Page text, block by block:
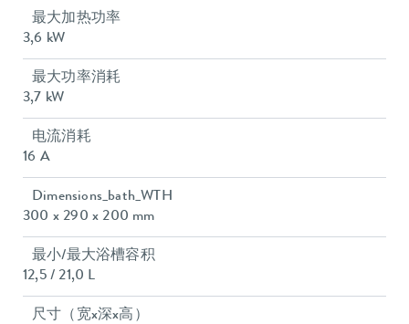
最大加热功率
3,6 kW
最大功率消耗
3,7 kW
电流消耗
16 A
Dimensions_bath_WTH
300 x 290 x 200 mm
最小/最大浴槽容积
12,5 / 21,0 L
尺寸（宽x深x高）